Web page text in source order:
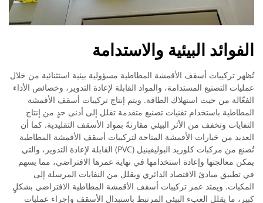
الفوائد البيئية والاستدامة
تُظهر تركيبات أسقف الأقمشة المطاطية مسؤولية بيئية استثنائية من خلال
عمليات التصنيع المستدامة، والمواد القابلة لإعادة التدوير، وخصائص الأداء
الفعّالة من حيث استهلاك الطاقة. ويتم إنتاج تركيبات أسقف الأقمشة
المطاطية باستخدام تقنيات تصنيع متقدمة تقلل إلى أدنى حدٍ من إنتاج
النفايات وتخفف من الأثر البيئي مقارنةً بمواد الأسقف التقليدية. كما أن
العديد من خيارات الأقمشة المتاحة لتركيبات أسقف الأقمشة المطاطية
تُصنع من مركبات كلوريد البوليفينيل (PVC) القابلة لإعادة التدوير، والتي
يمكن معالجتها وإعادة استخدامها في نهاية عمرها الافتراضي، مما يسهم
في تطبيق مبادئ الاقتصاد الدائري ويقلل من النفايات المرسلة إلى
المكبات. ويمتد عمر تركيبات أسقف الأقمشة المطاطية الافتراضي بشكلٍ
كبير، ما يقلل العبء البيئي المرتبط باستبدال الأسقف وإجراء عمليات